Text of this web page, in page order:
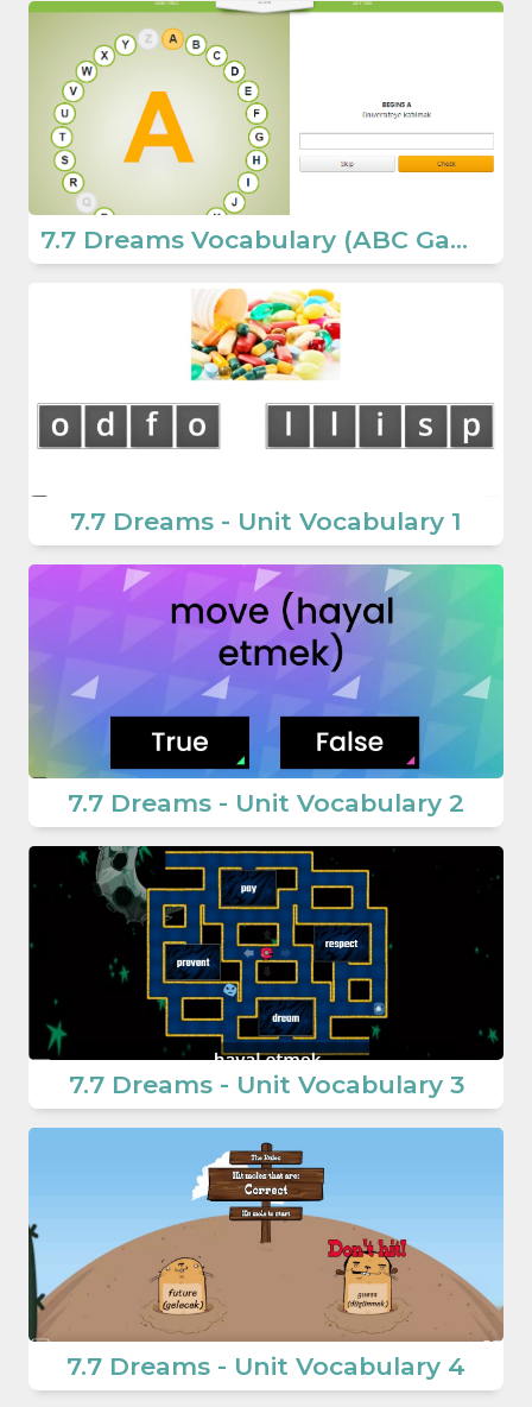
7.7 Dreams Vocabulary (ABC Game) (7.Sınıf İngilizce Dreams)
7.7 Dreams - Unit Vocabulary 1
7.7 Dreams - Unit Vocabulary 2
7.7 Dreams - Unit Vocabulary 3
7.7 Dreams - Unit Vocabulary 4